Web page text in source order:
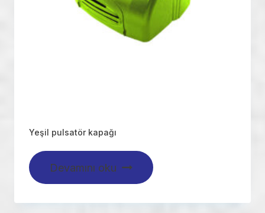
Yeşil pulsatör kapağı
Devamını oku